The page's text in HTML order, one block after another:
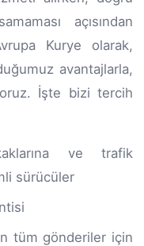
açısından
Kurye olarak,
avantajlarla,
İşte bizi tercih
ve trafik
sürücüler
tüm gönderiler için